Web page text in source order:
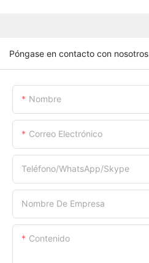
Póngase en contacto con nosotros
Nombre
Correo Electrónico
Teléfono/WhatsApp/Skype
Nombre De Empresa
Contenido